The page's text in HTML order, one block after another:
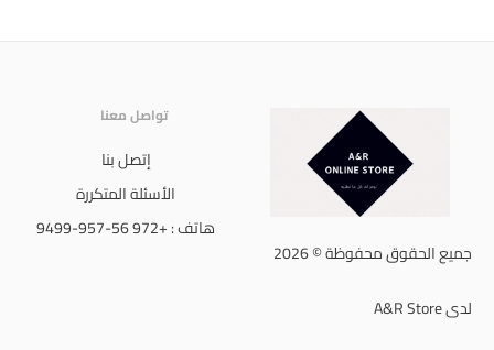
جميع الحقوق محفوظة © 2026
لدى A&R Store
تواصل معنا
إتصل بنا
الأسئلة المتكررة
هاتف : +972 56-957-9499